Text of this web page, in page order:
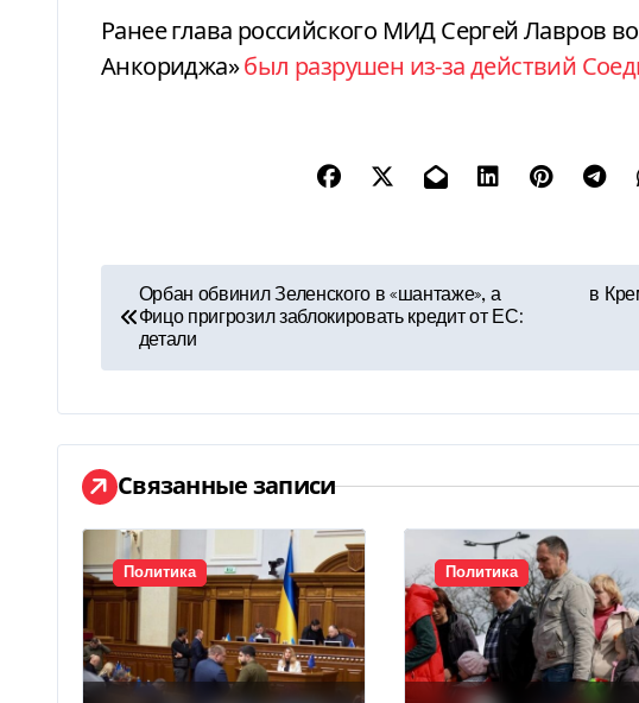
Ранее глава российского МИД Сергей Лавров
Анкориджа»был разрушен из-за действий
в
и
г
а
ц
и
я
Орбан обвинил Зеленского в «шантаже», а
Фицо пригрозил заблокировать кредит от ЕС:
детали
в
Связанные записи
Политика Политика